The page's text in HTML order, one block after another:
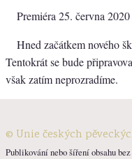
Premiéra 25. června
Hned začátkem nového
Tentokrát se bude
však zatím neprozradíme.
© Unie českých
Publikování nebo šíření obsahu